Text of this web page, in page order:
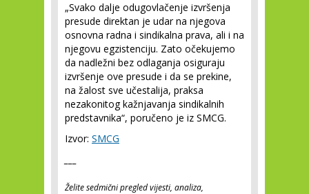
„Svako dalje odugovlačenje izvršenja
presude direktan je udar na njegova
osnovna radna i sindikalna prava, ali i na
njegovu egzistenciju. Zato očekujemo
da nadležni bez odlaganja osiguraju
izvršenje ove presude i da se prekine,
na žalost sve učestalija, praksa
nezakonitog kažnjavanja sindikalnih
predstavnika“, poručeno je iz SMCG.
Izvor: SMCG
Želite sedmični pregled vijesti, analiza,